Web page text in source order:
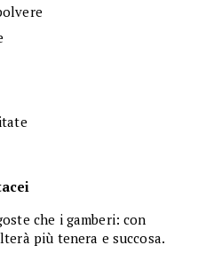
che i gamberi: con
più tenera e succosa.